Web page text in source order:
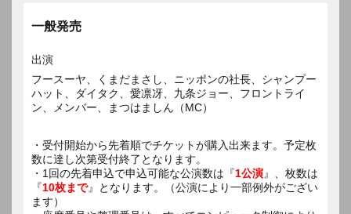
一般発売
出演
フースーヤ、くまだまさし、ニッポンの社長、シャンプー
ハット、ダイタク、愛凛冴、九条ジョー、フロントライ
ン、メンバー、まつはましん（MC）
・受付開始から先着順でチケットが購入出来ます。予定枚
数に達し次第受付終了となります。
・1回の先着申込で申込可能な公演数は『1公演』、枚数は
『10枚まで』となります。（公演により一部例外がござい
ます）